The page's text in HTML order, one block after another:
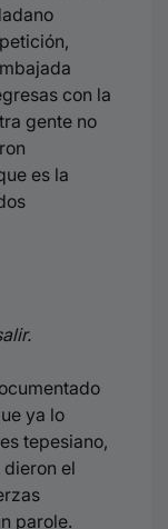
con la
gente no
es la
ya lo
tepesiano,
el
parole.